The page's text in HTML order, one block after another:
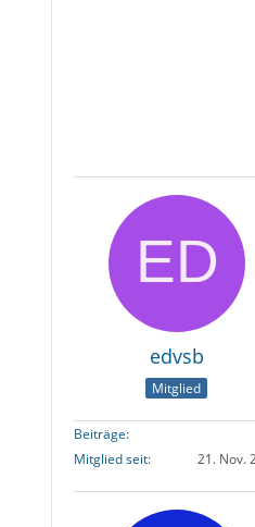
edvsb
Mitglied
Beiträge
Mitglied seit
21. Nov.